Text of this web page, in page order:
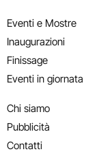
Eventi e Mostre
Inaugurazioni
Finissage
Eventi in giornata
Chi siamo
Pubblicità
Contatti